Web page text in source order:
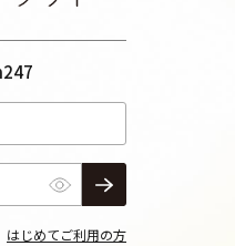
はじめてご利用の方